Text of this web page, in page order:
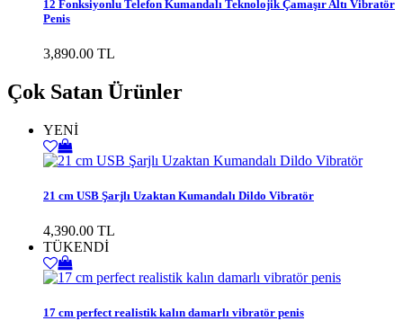
12 Fonksiyonlu Telefon Kumandalı Teknolojik Çamaşır Altı Vibratör
Penis
3,890.00 TL
Çok Satan Ürünler
YENİ
21 cm USB Şarjlı Uzaktan Kumandalı Dildo Vibratör
4,390.00 TL
TÜKENDİ
17 cm perfect realistik kalın damarlı vibratör penis